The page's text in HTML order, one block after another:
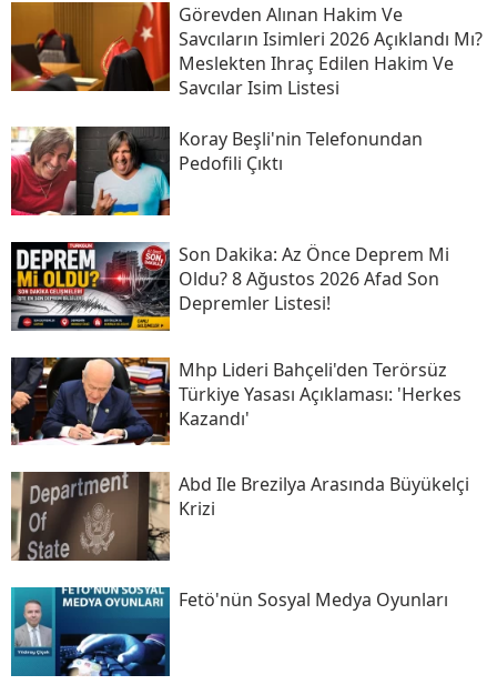
Görevden Alınan Hakim Ve
Savcıların Isimleri 2026 Açıklandı Mı?
Meslekten Ihraç Edilen Hakim Ve
Savcılar Isim Listesi
Koray Beşli'nin Telefonundan
Pedofili Çıktı
Son Daki̇ka: Az Önce Deprem Mi
Oldu? 8 Ağustos 2026 Afad Son
Depremler Listesi!
Mhp Lideri Bahçeli'den Terörsüz
Türkiye Yasası Açıklaması: 'herkes
Kazandı'
Abd Ile Brezilya Arasında Büyükelçi
Krizi
Fetö'nün Sosyal Medya Oyunları